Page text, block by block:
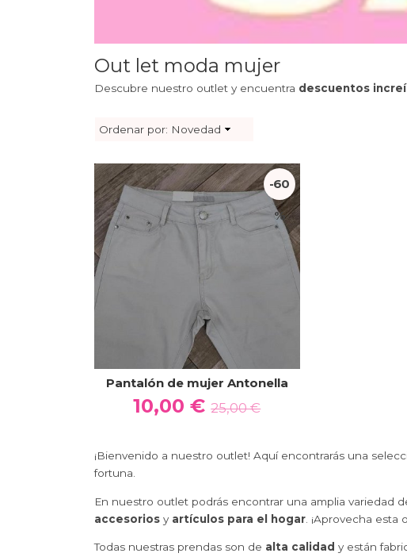
Out let moda mujer
Descubre nuestro outlet y encuentra descuentos
Ordenar por: Novedad
-60
%
Pantalón de mujer Antonella
10,00 €25,00 €
¡Bienvenido a nuestro outlet! Aquí encontrarás una
fortuna.
En nuestro outlet podrás encontrar una amplia variedad
accesoriosy artículos para el hogar. ¡Aprovecha esta
Todas nuestras prendas son de alta calidad y están